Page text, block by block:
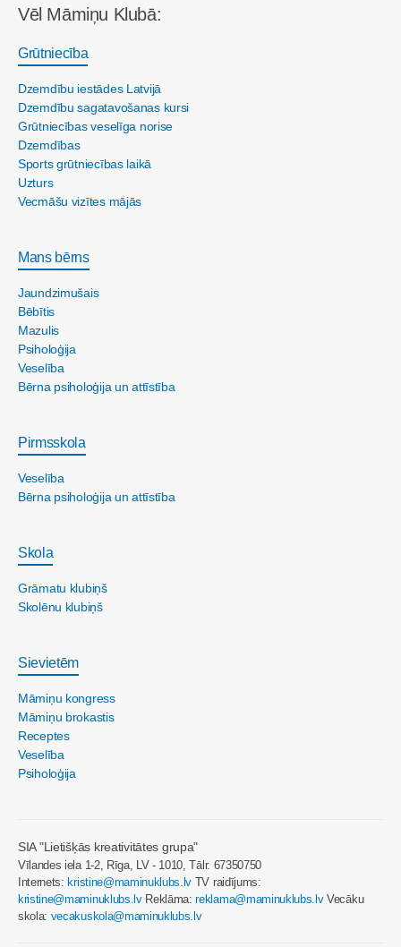
Vēl Māmiņu Klubā:
Grūtniecība
Dzemdību iestādes Latvijā
Dzemdību sagatavošanas kursi
Grūtniecības veselīga norise
Dzemdības
Sports grūtniecības laikā
Uzturs
Vecmāšu vizītes mājās
Mans bērns
Jaundzimušais
Bēbītis
Mazulis
Psiholoģija
Veselība
Bērna psiholoģija un attīstība
Pirmsskola
Veselība
Bērna psiholoģija un attīstība
Skola
Grāmatu klubiņš
Skolēnu klubiņš
Sievietēm
Māmiņu kongress
Māmiņu brokastis
Receptes
Veselība
Psiholoģija
SIA "Lietišķās kreativitātes grupa"
Vīlandes iela 1-2, Rīga, LV - 1010, Tālr. 67350750
Internets:kristine@maminuklubs.lv TV raidījums:
kristine@maminuklubs.lvReklāma:reklama@maminuklubs.lvVecāku
skola: vecakuskola@maminuklubs.lv